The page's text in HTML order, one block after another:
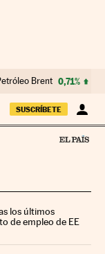
Brent 0,71%
SUSCRÍBETE
los últimos
de empleo de EE